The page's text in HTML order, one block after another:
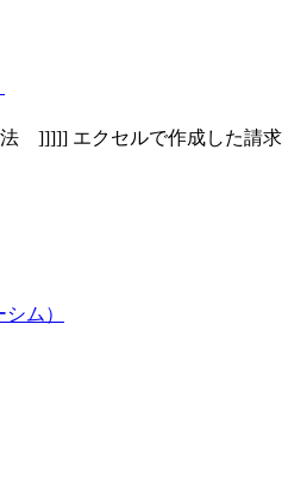
]]]]] エクセルで作成した請
ム）